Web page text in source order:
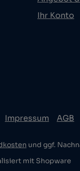
Ihr Konto
Impressum AGB
und ggf.
mit Shopware